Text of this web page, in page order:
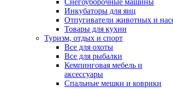
Снегоуборочные машины
Инкубаторы для яиц
Отпугиватели животных и
Товары для кухни
Туризм, отдых и спорт
Все для охоты
Все для рыбалки
Кемпинговая мебель и
аксессуары
Спальные мешки и коврики